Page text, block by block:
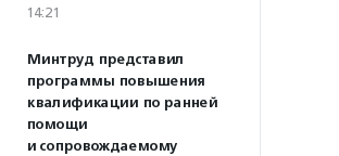
14:21
Минтруд представил
программы повышения
квалификации по ранней
помощи
и сопровождаемому